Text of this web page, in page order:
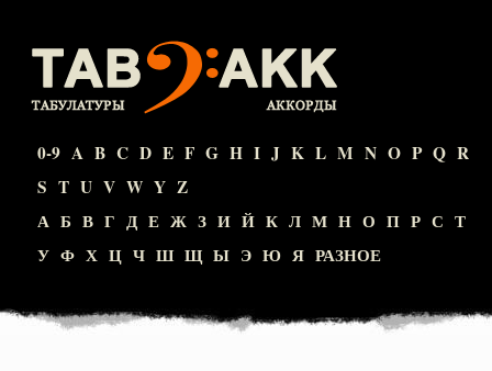
0-9 A B C D E F G H I J K L M N O P Q R
S T U V W Y Z
А Б В Г Д Е Ж З И Й К Л М Н О П Р С Т
У Ф Х Ц Ч Ш Щ Ы Э Ю Я РАЗНОЕ